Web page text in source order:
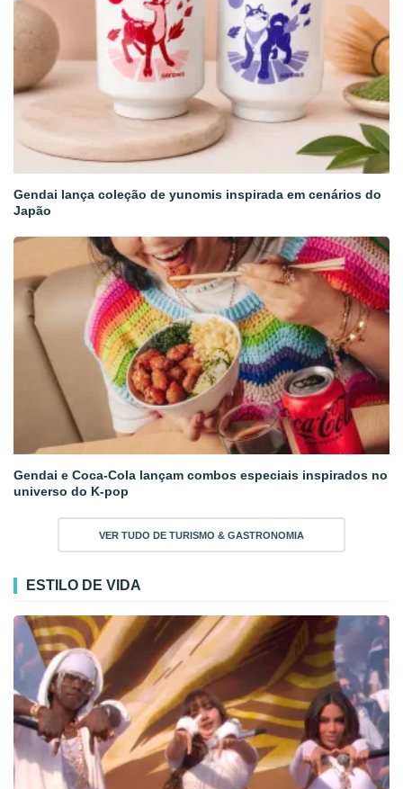
Gendai lança coleção de yunomis inspirada em cenários do
Japão
Gendai e Coca-Cola lançam combos especiais inspirados no
universo do K-pop
VER TUDO DE TURISMO & GASTRONOMIA
ESTILO DE VIDA